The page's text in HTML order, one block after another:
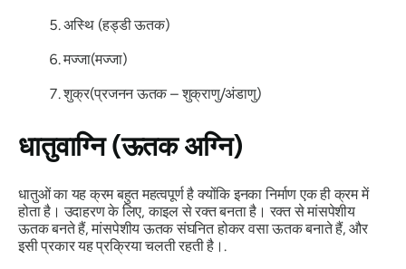
अस्थि (हड्डी ऊतक)
मज्जा(मज्जा)
शुक्र(प्रजनन ऊतक – शुक्राणु/अंडाणु)
धातुवाग्नि (ऊतक अग्नि)
धातुओं का यह क्रम बहुत महत्वपूर्ण है क्योंकि इनका निर्माण एक ही क्रम में
होता है। उदाहरण के लिए, काइल से रक्त बनता है। रक्त से मांसपेशीय
ऊतक बनते हैं, मांसपेशीय ऊतक संघनित होकर वसा ऊतक बनाते हैं, और
इसी प्रकार यह प्रक्रिया चलती रहती है।.